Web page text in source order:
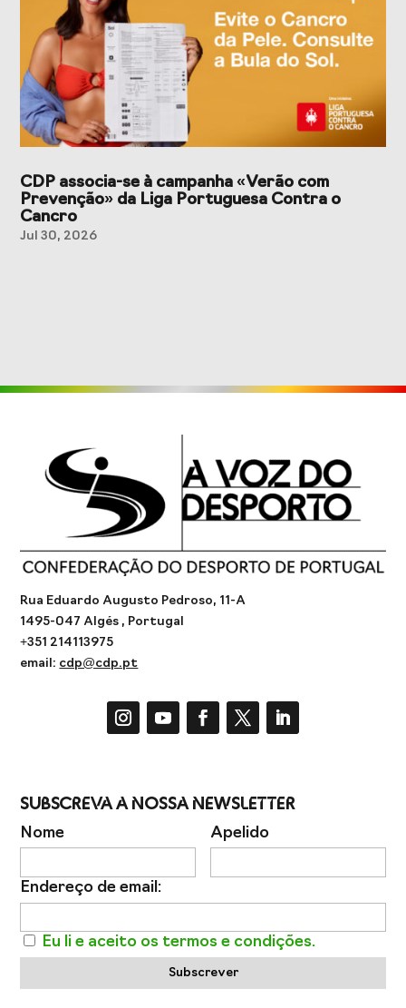
CDP associa-se à campanha «Verão com
Prevenção» da Liga Portuguesa Contra o
Cancro
Jul 30, 2026
Rua Eduardo Augusto Pedroso, 11-A
1495-047 Algés , Portugal
+351 214113975
email: cdp@cdp.pt
Subscreva a Nossa Newsletter
Nome Apelido
Endereço de email:
Eu li e aceito os termos e condições.
Subscrever